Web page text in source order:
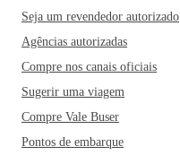
Seja um revendedor autorizado
Agências autorizadas
Compre nos canais oficiais
Sugerir uma viagem
Compre Vale Buser
Pontos de embarque